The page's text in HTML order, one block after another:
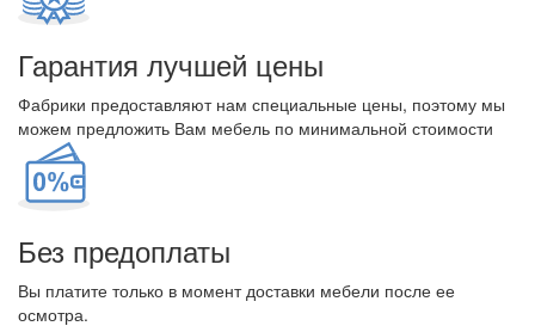
Гарантия лучшей цены
Фабрики предоставляют нам специальные цены, поэтому мы
можем предложить Вам мебель по минимальной стоимости
Без предоплаты
Вы платите только в момент доставки мебели после ее
осмотра.